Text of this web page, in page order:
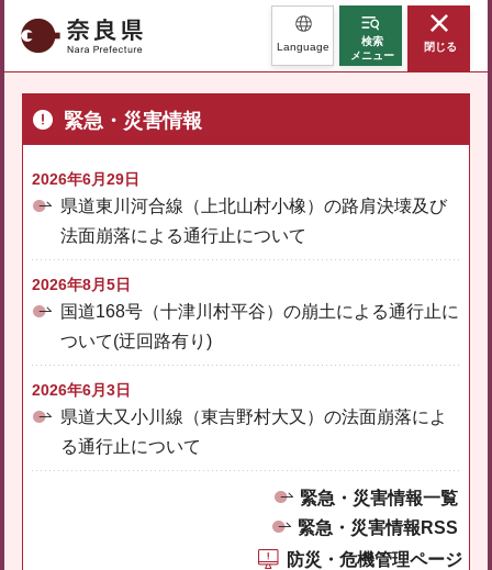
奈良県 Language
検索
メニュー
閉じる
緊急・災害情報
2026年6月29日
県道東川河合線（上北山村小橡）の路肩決壊及び
法面崩落による通行止について
2026年8月5日
国道168号（十津川村平谷）の崩土による通行止に
ついて(迂回路有り)
2026年6月3日
県道大又小川線（東吉野村大又）の法面崩落によ
る通行止について
緊急・災害情報一覧
緊急・災害情報RSS
防災・危機管理ページ